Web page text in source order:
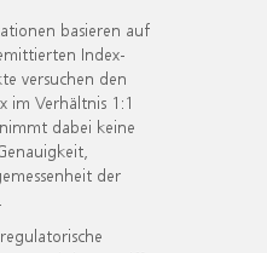
basieren auf
Index-
versuchen den
im Verhältnis 1:1
dabei keine
der